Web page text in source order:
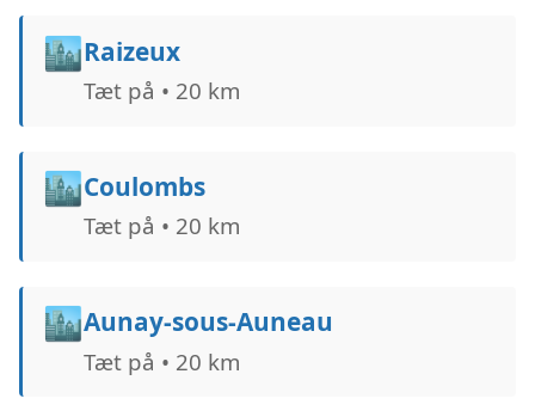
🏙️Raizeux
Tæt på • 20 km
🏙️Coulombs
Tæt på • 20 km
🏙️Aunay-sous-Auneau
Tæt på • 20 km